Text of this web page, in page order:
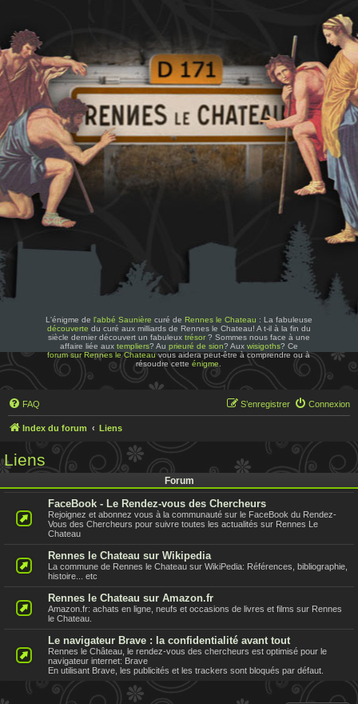
L'énigme de l'abbé Saunière curé de Rennes le Chateau : La fabuleuse
découverte du curé aux milliards de Rennes le Chateau! A t-il à la fin du
siècle dernier découvert un fabuleux trésor? Sommes nous face à une
affaire liée aux templiers? Au prieuré de sion? Aux wisigoths? Ce
forum sur Rennes le Chateauvous aidera peut-être à comprendre ou à
résoudre cetteénigme
FAQ Connexion
S’enregistrer
Index du forum Liens
Liens
Forum
FaceBook - Le Rendez-vous des Chercheurs
Rejoignez et abonnez vous à la communauté sur le FaceBook du Rendez-
Vous des Chercheurs pour suivre toutes les actualités sur Rennes Le
Chateau
Rennes le Chateau sur Wikipedia
La commune de Rennes le Chateau sur WikiPedia: Références, bibliographie,
histoire... etc
Rennes le Chateau sur Amazon.fr
Amazon.fr: achats en ligne, neufs et occasions de livres et films sur Rennes
le Chateau.
Le navigateur Brave : la confidentialité avant tout
Rennes le Château, le rendez-vous des chercheurs est optimisé pour le
navigateur internet: Brave
En utilisant Brave, les publicités et les trackers sont bloqués par défaut.